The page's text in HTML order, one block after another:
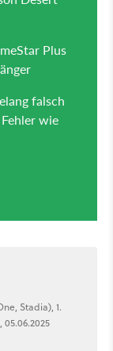
Stadia), 1.
05.06.2025